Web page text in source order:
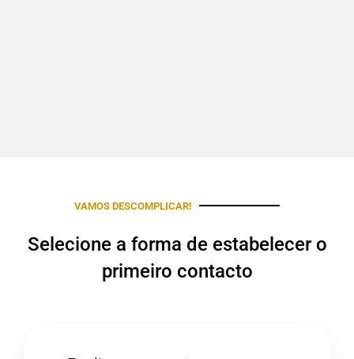
VAMOS DESCOMPLICAR!
Selecione a forma de estabelecer o
primeiro contacto